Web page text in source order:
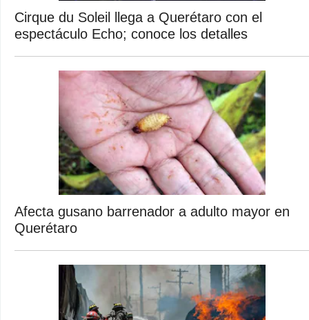
Cirque du Soleil llega a Querétaro con el
espectáculo Echo; conoce los detalles
Afecta gusano barrenador a adulto mayor en
Querétaro